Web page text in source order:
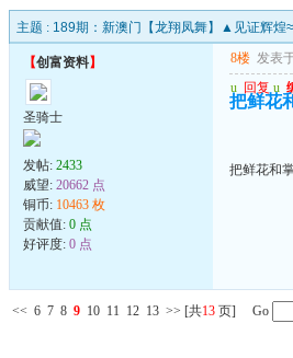
主题 : 189期：新澳门【龙翔凤舞】▲见证辉煌
【创富资料】
圣骑士
发帖: 2433
威望: 20662 点
铜币: 10463 枚
贡献值: 0 点
好评度: 0 点
8楼 发表
u 回复 u
把鲜花
把鲜花和
<< 6 7 8 9 10 11 12 13 >> [共13 页] Go